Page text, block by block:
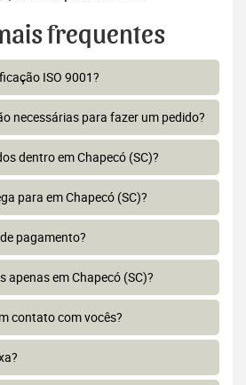
frequentes
ISO 9001?
necessárias para fazer um pedido?
dentro em Chapecó (SC)?
para em Chapecó (SC)?
pagamento?
apenas em Chapecó (SC)?
contato com vocês?